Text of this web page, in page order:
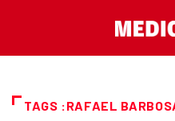
TAGS :RAFAEL